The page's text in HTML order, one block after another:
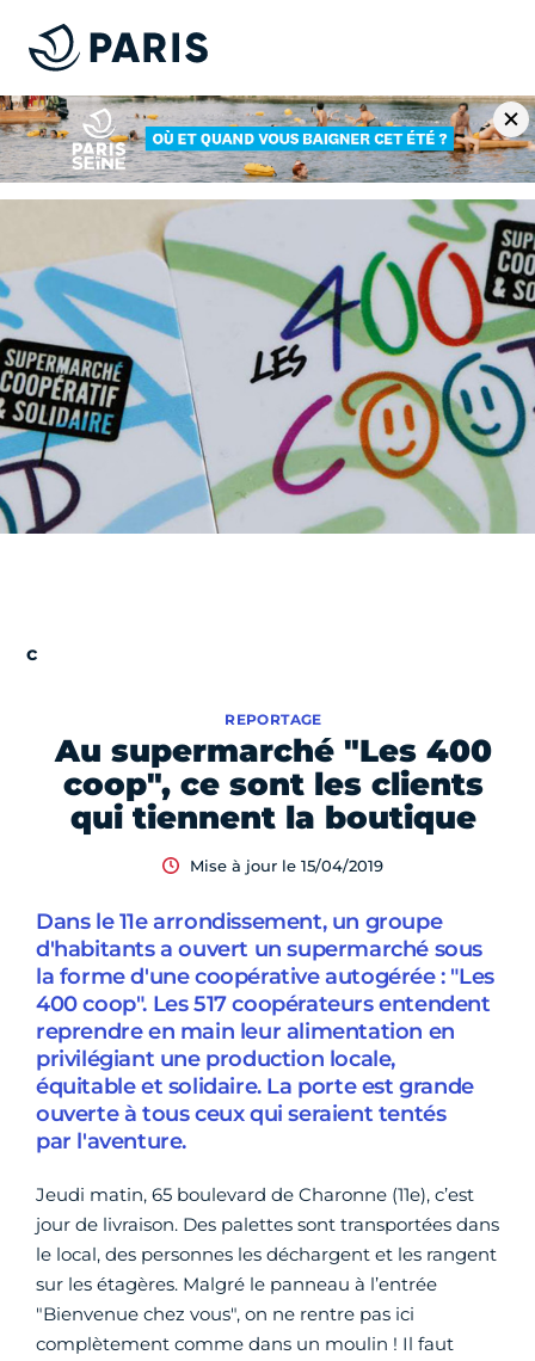
Au supermarché "Les 400
coop", ce sont les clients
qui tiennent la boutique
REPORTAGE
Mise à jour le 15/04/2019
Dans le 11e arrondissement, un groupe
d'habitants a ouvert un supermarché sous
la forme d'une coopérative autogérée : "Les
400 coop". Les 517 coopérateurs entendent
reprendre en main leur alimentation en
privilégiant une production locale,
équitable et solidaire. La porte est grande
ouverte à tous ceux qui seraient tentés
par l'aventure.
Jeudi matin, 65 boulevard de Charonne (11e), c’est
jour de livraison. Des palettes sont transportées dans
le local, des personnes les déchargent et les rangent
sur les étagères. Malgré le panneau à l’entrée
"Bienvenue chez vous", on ne rentre pas ici
complètement comme dans un moulin ! Il faut